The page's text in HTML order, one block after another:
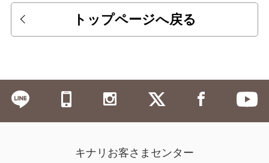
トップページへ戻る
キナリお客さまセンター